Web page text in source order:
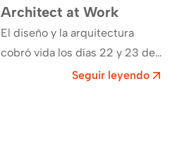
Architect at Work
El diseño y la arquitectura
cobró vida los días 22 y 23 de
noviembre en Lisboa, cuando la
Seguir leyendo